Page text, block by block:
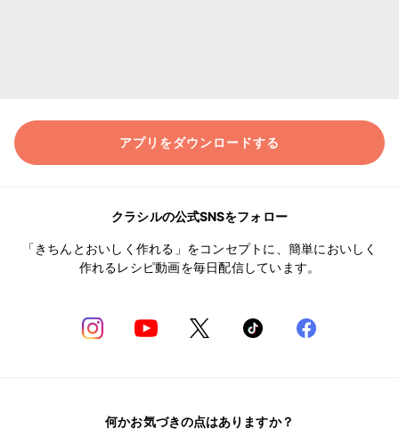
アプリをダウンロードする
クラシルの公式SNSをフォロー
「きちんとおいしく作れる」をコンセプトに、簡単においしく
作れるレシピ動画を毎日配信しています。
何かお気づきの点はありますか？